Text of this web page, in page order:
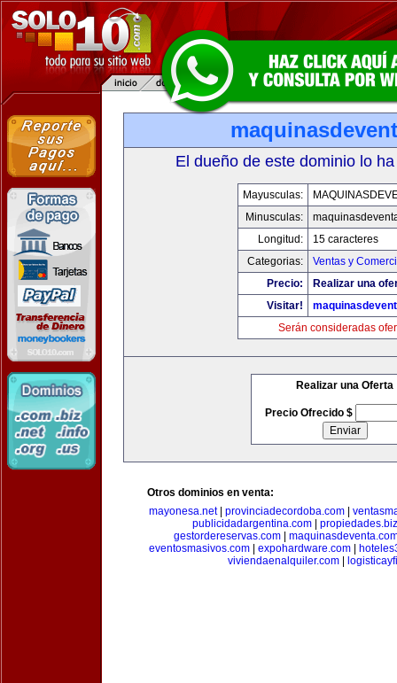
El dueño de este dominio lo
Mayusculas:
Minusculas:
Longitud:
15 caracteres
Categorias:
Ventas y
Precio:
Realizar una
Visitar!
Serán consideradas
Realizar una Oferta
Precio Ofrecido $
Otros dominios en venta:
mayonesa.net| provinciadecordoba.com
publicidadargentina.com| propiedades.biz
gestordereservas.com|
eventosmasivos.com
expohardware.com
viviendaenalquiler.com